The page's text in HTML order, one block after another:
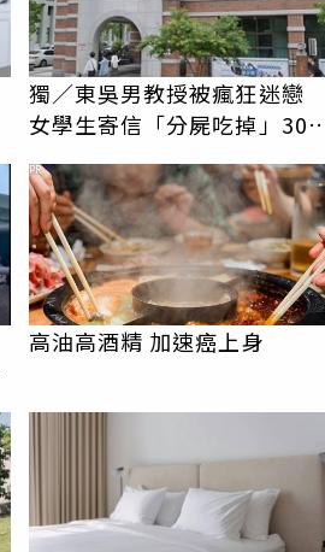
獨／東吳男教授被瘋狂迷
女學生寄信「分屍吃掉」30
高油高酒精 加速癌上身
PR